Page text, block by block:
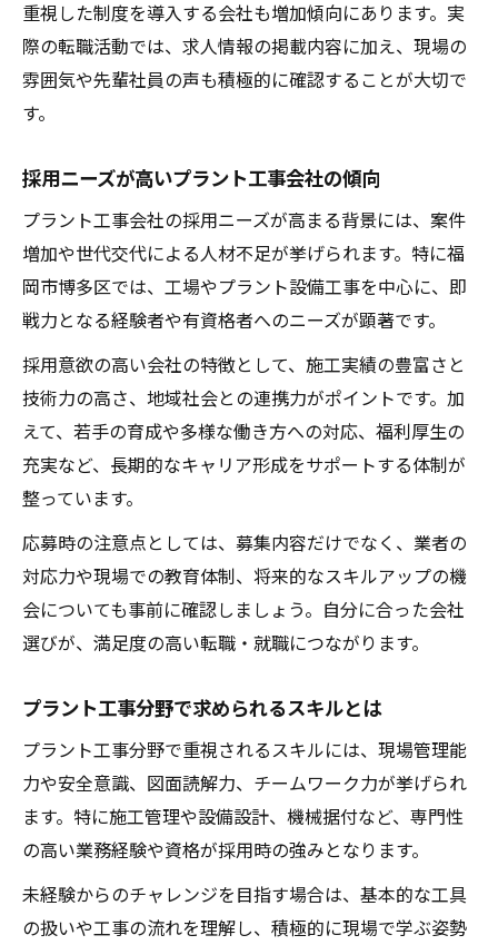
重視した制度を導入する会社も増加傾向にあります。実
際の転職活動では、求人情報の掲載内容に加え、現場の
雰囲気や先輩社員の声も積極的に確認することが大切で
す。
採用ニーズが高いプラント工事会社の傾向
プラント工事会社の採用ニーズが高まる背景には、案件
増加や世代交代による人材不足が挙げられます。特に福
岡市博多区では、工場やプラント設備工事を中心に、即
戦力となる経験者や有資格者へのニーズが顕著です。
採用意欲の高い会社の特徴として、施工実績の豊富さと
技術力の高さ、地域社会との連携力がポイントです。加
えて、若手の育成や多様な働き方への対応、福利厚生の
充実など、長期的なキャリア形成をサポートする体制が
整っています。
応募時の注意点としては、募集内容だけでなく、業者の
対応力や現場での教育体制、将来的なスキルアップの機
会についても事前に確認しましょう。自分に合った会社
選びが、満足度の高い転職・就職につながります。
プラント工事分野で求められるスキルとは
プラント工事分野で重視されるスキルには、現場管理能
力や安全意識、図面読解力、チームワーク力が挙げられ
ます。特に施工管理や設備設計、機械据付など、専門性
の高い業務経験や資格が採用時の強みとなります。
未経験からのチャレンジを目指す場合は、基本的な工具
の扱いや工事の流れを理解し、積極的に現場で学ぶ姿勢